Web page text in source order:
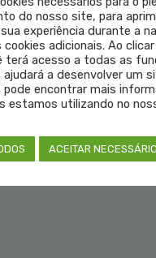
Médica
Conosco
do nosso site, para
experiência durante a
adicionais. Ao
terá acesso a todas as
ajudará a desenvolver um
pode encontrar mais
estamos utilizando no
ACEITAR